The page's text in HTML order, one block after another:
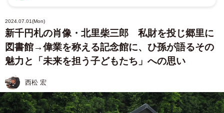
2024.07.01(Mon)
新千円札の肖像・北里柴三郎 私財を投じ郷里に
図書館→偉業を称える記念館に、ひ孫が語るその
魅力と「未来を担う子どもたち」への思い
西松 宏